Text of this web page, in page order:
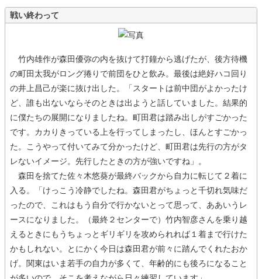
戦い終わって
竹内雄作が森田優弥の内を抜けて打鐘から逃げたが、後方待機
の町田太我がロング捲りで前団をひと飲み。最後は絶好ハコ回り
の井上昌己が楽に抜け出した。「スタートは前中団がよかったけ
ど、誰も出ないならそのときは出ようと話していました。結果的
に僕たちの展開になりましたね。町田君は踏み出しがすごかった
です。カカりきっている上を行ってしまったし、ほんとすごかっ
た。こうやって付いてみて分かったけど、町田君は先行の方がタ
レないイメージ。先行したときの方が強いですね」。
森田を捨てた佐々木悠葵が最終バックから自力に転じて２着に
入る。「けっこう冷静でしたね。森田君がちょっと千切れ気味だ
ったので、これはもう自分で行かないとって思って、ああいうレ
ースになりました。（最終２センターで）竹内智彦さんを乗り越
えるときにもうちょっとギリギリを攻められれば１着まで行けた
かもしれない。とにかく今日は森田君が前々に踏んでくれたおか
げ。関東はいま若手の自力が多くて、年齢的にも後ろになること